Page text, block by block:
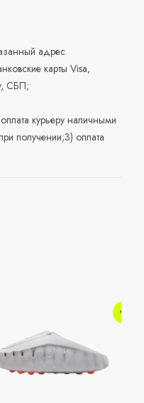
адрес
карты Visa,
СБП;
курьеру наличными
получении;3) оплата